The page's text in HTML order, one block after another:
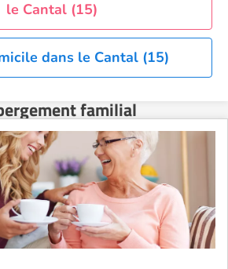
le Cantal (15)
dans le Cantal (15)
familial